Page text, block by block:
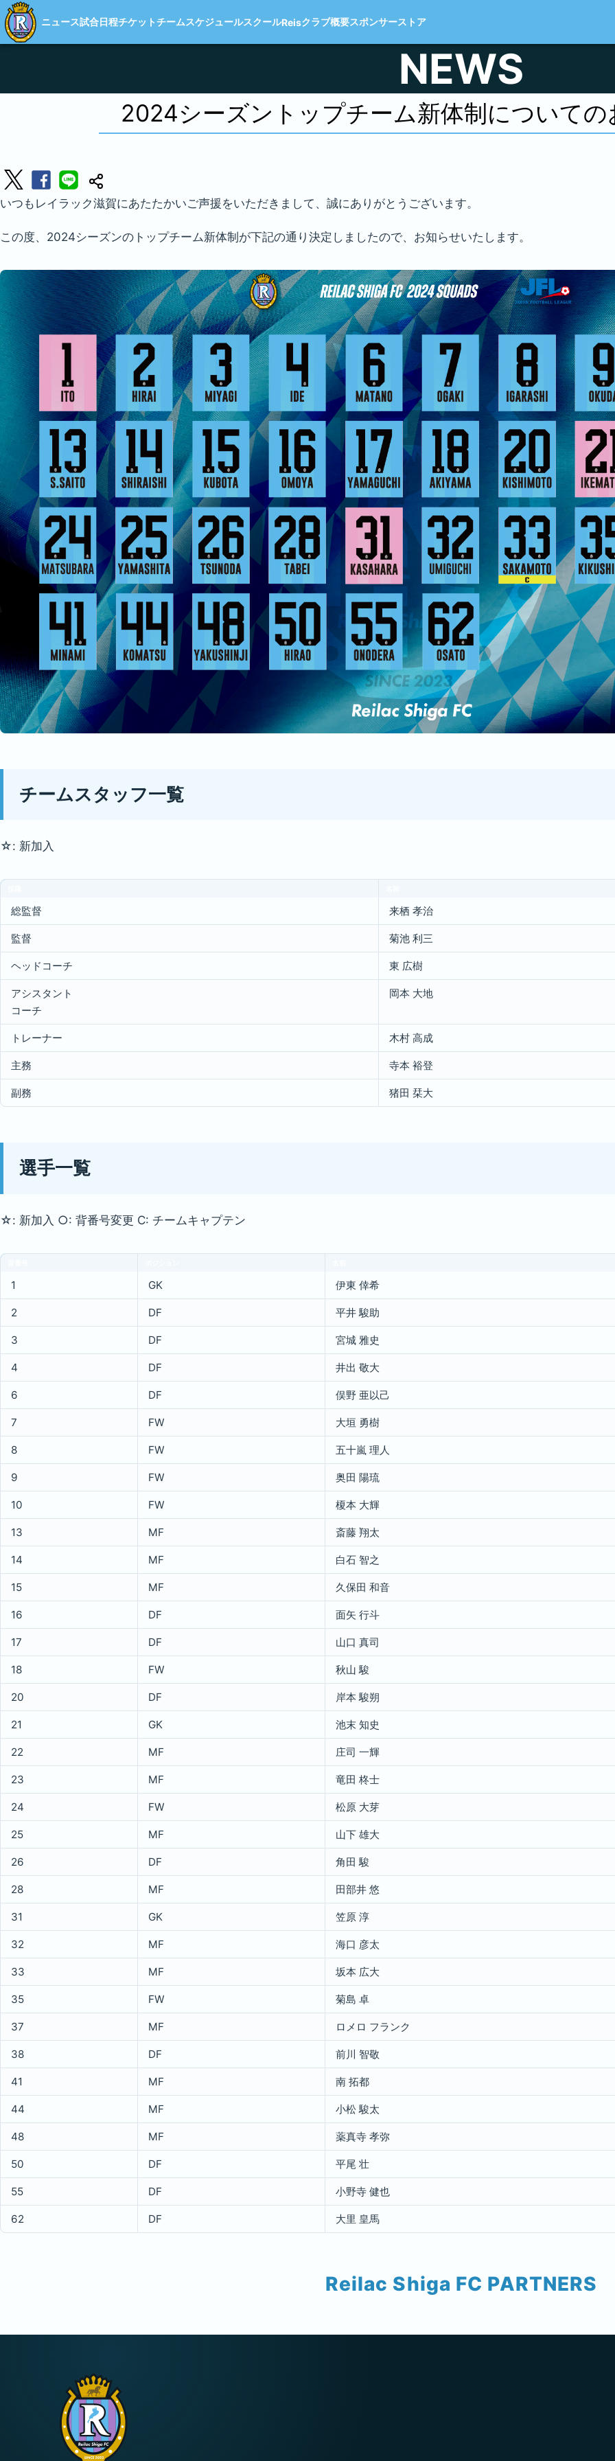
ニュース試合日程チケットチームスケジュールスクールReisクラブ概要スポンサーストア
NEWS
2024シーズントップチーム新体制について
いつもレイラック滋賀にあたたかいご声援をいただきまして、誠にありがとうございます。
この度、2024シーズンのトップチーム新体制が下記の通り決定しましたので、お知らせいたします。
チームスタッフ一覧
☆: 新加入
総監督 来栖 孝治
監督 菊池 利三
ヘッドコーチ 東 広樹
アシスタント
コーチ
岡本 大地
トレーナー 木村 高成
主務 寺本 裕登
副務 猪田 栞大
選手一覧
☆: 新加入 ○: 背番号変更 C: チームキャプテン
1 GK 伊東 倖希
2 DF 平井 駿助
3 DF 宮城 雅史
4 DF 井出 敬大
6 DF 俣野 亜以己
7 FW 大垣 勇樹
8 FW 五十嵐 理人
9 FW 奥田 陽琉
10 FW 榎本 大輝
13 MF 斎藤 翔太
14 MF 白石 智之
15 MF 久保田 和音
16 DF 面矢 行斗
17 DF 山口 真司
18 FW 秋山 駿
20 DF 岸本 駿朔
21 GK 池末 知史
22 MF 庄司 一輝
23 MF 竜田 柊士
24 FW 松原 大芽
25 MF 山下 雄大
26 DF 角田 駿
28 MF 田部井 悠
31 GK 笠原 淳
32 MF 海口 彦太
33 MF 坂本 広大
35 FW 菊島 卓
37 MF ロメロ フランク
38 DF 前川 智敬
41 MF 南 拓都
44 MF 小松 駿太
48 MF 薬真寺 孝弥
50 DF 平尾 壮
55 DF 小野寺 健也
62 DF 大里 皇馬
Reilac Shiga FC PARTNERS